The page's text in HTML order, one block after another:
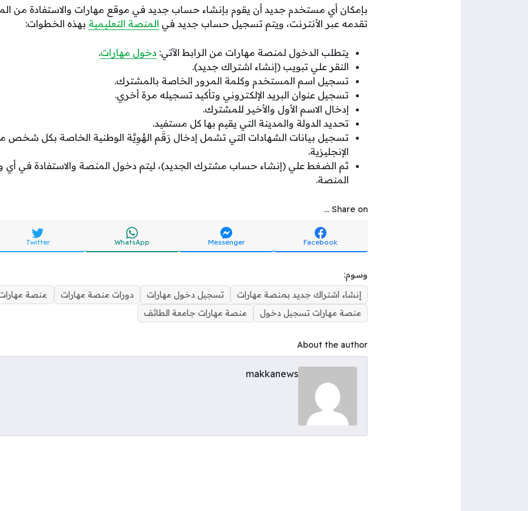
بإمكان أي مستخدم جديد أن يقوم بإنشاء حساب جديد في موقع مهارات والاستفادة من
تقدمه عبر الأنترنت، ويتم تسجيل حساب جديد في المنصة التعليمية بهذه الخطوات:
يتطلب الدخول لمنصة مهارات من الرابط الآتي: دخول مهارات.
النقر علي تبويب (إنشاء اشتراك جديد).
تسجيل اسم المستخدم وكلمة المرور الخاصة بالمشترك.
تسجيل عنوان البريد الإلكتروني وتأكيد تسجيله مرة أخري.
إدخال الاسم الأول والأخير للمشترك.
تحديد الدولة والمدينة التي يقيم بها كل مستفيد.
تسجيل بيانات الشهادات التي تشمل إدخال رَقَم الهُوِيَّة الوطنية الخاصة بكل شخص مع
الإنجليزية.
ثم الضغط علي (إنشاء حساب مشترك الجديد)، ليتم دخول المنصة والاستفادة في
المنصة.
Share on ...
Facebook
Messenger
WhatsApp
Twitter
وسوم:
إنشاء اشتراك جديد بمنصة مهارات
تسجيل دخول مهارات دورات منصة مهارات
منصة
منصة مهارات تسجيل دخول
منصة مهارات جامعة الطائف
About the author
makkanews